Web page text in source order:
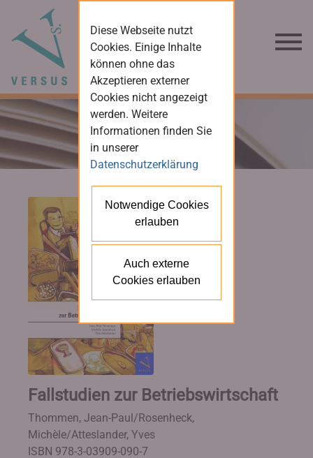
Fallstudien zur Betriebswirtschaft
Thommen, Jean-Paul/Rosenheck,
Michèle/Atteslander, Yves
ISBN 978-3-03909-090-7
Diese Webseite nutzt
Cookies. Einige Inhalte
können ohne das
Akzeptieren externer
Cookies nicht angezeigt
werden. Weitere
Informationen finden Sie
in unserer
Datenschutzerklärung
Notwendige Cookies
erlauben
Auch externe
Cookies erlauben